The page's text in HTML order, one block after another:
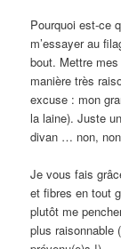
Pourquoi est-ce
m’essayer au
bout. Mettre
manière très
excuse : mon
la laine). Juste
divan … non,
Je vous fais
et fibres en tout
plutôt me
plus raisonnable